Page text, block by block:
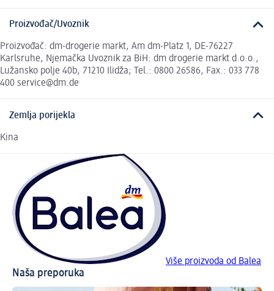
Proizvođač/Uvoznik
Proizvođač: dm-drogerie markt, Am dm-Platz 1, DE-76227
Karlsruhe, Njemačka Uvoznik za BiH: dm drogerie markt d.o.o.,
Lužansko polje 40b, 71210 Ilidža; Tel.: 0800 26586, Fax.: 033 778
400 service@dm.de
Zemlja porijekla
Kina
Više proizvoda od Balea
Naša preporuka